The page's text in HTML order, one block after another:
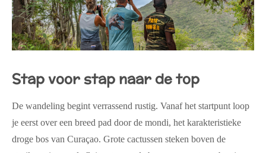
Stap voor stap naar de top
De wandeling begint verrassend rustig. Vanaf het startpunt loop
je eerst over een breed pad door de mondi, het karakteristieke
droge bos van Curaçao. Grote cactussen steken boven de